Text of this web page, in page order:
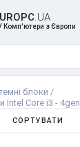
.UA
Комп'ютери з Європи
блоки /
Intel Core i3 - 4gen
СОРТУВАТИ